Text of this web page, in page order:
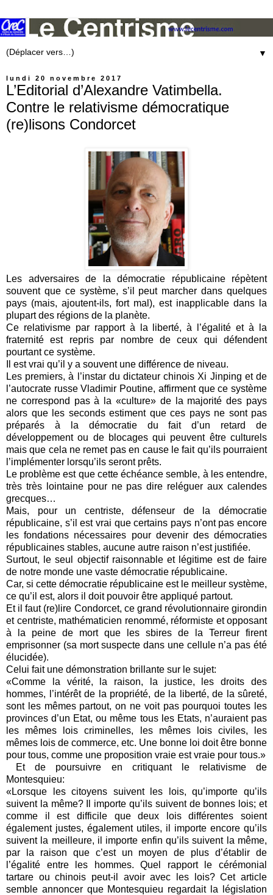
▼
lundi 20 novembre 2017
L’Editorial d’Alexandre Vatimbella.
Contre le relativisme démocratique
(re)lisons Condorcet
Les adversaires de la démocratie républicaine répètent
souvent que ce système, s’il peut marcher dans quelques
pays (mais, ajoutent-ils, fort mal), est inapplicable dans la
plupart des régions de la planète.
Ce relativisme par rapport à la liberté, à l’égalité et à la
fraternité est repris par nombre de ceux qui défendent
pourtant ce système.
Il est vrai qu’il y a souvent une différence de niveau.
Les premiers, à l’instar du dictateur chinois Xi Jinping et de
l’autocrate russe Vladimir Poutine, affirment que ce système
ne correspond pas à la «culture» de la majorité des pays
alors que les seconds estiment que ces pays ne sont pas
préparés à la démocratie du fait d’un retard de
développement ou de blocages qui peuvent être culturels
mais que cela ne remet pas en cause le fait qu’ils pourraient
l’implémenter lorsqu’ils seront prêts.
Le problème est que cette échéance semble, à les entendre,
très très lointaine pour ne pas dire reléguer aux calendes
grecques…
Mais, pour un centriste, défenseur de la démocratie
républicaine, s’il est vrai que certains pays n’ont pas encore
les fondations nécessaires pour devenir des démocraties
républicaines stables, aucune autre raison n’est justifiée.
Surtout, le seul objectif raisonnable et légitime est de faire
de notre monde une vaste démocratie républicaine.
Car, si cette démocratie républicaine est le meilleur système,
ce qu’il est, alors il doit pouvoir être appliqué partout.
Et il faut (re)lire Condorcet, ce grand révolutionnaire girondin
et centriste, mathématicien renommé, réformiste et opposant
à la peine de mort que les sbires de la Terreur firent
emprisonner (sa mort suspecte dans une cellule n’a pas été
élucidée).
Celui fait une démonstration brillante sur le sujet:
«Comme la vérité, la raison, la justice, les droits des
hommes, l’intérêt de la propriété, de la liberté, de la sûreté,
sont les mêmes partout, on ne voit pas pourquoi toutes les
provinces d’un Etat, ou même tous les Etats, n’auraient pas
les mêmes lois criminelles, les mêmes lois civiles, les
mêmes lois de commerce, etc. Une bonne loi doit être bonne
pour tous, comme une proposition vraie est vraie pour tous.»
Et de poursuivre en critiquant le relativisme de
Montesquieu:
«Lorsque les citoyens suivent les lois, qu’importe qu’ils
suivent la même? Il importe qu’ils suivent de bonnes lois; et
comme il est difficile que deux lois différentes soient
également justes, également utiles, il importe encore qu’ils
suivent la meilleure, il importe enfin qu’ils suivent la même,
par la raison que c’est un moyen de plus d’établir de
l’égalité entre les hommes. Quel rapport le cérémonial
tartare ou chinois peut-il avoir avec les lois? Cet article
semble annoncer que Montesquieu regardait la législation